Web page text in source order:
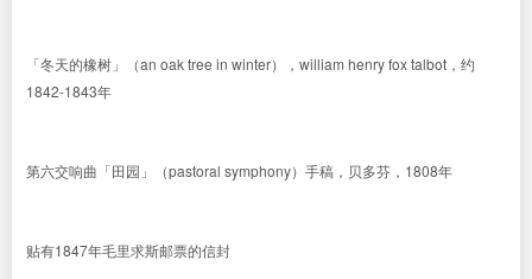
「冬天的橡树」（an oak tree in winter），william henry fox talbot，约
1842-1843年
第六交响曲「田园」（pastoral symphony）手稿，贝多芬，1808年
贴有1847年毛里求斯邮票的信封